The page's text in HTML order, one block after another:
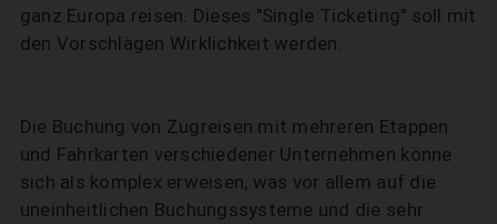
ganz Europa reisen. Dieses "Single Ticketing" soll mit
den Vorschlägen Wirklichkeit werden.
Die Buchung von Zugreisen mit mehreren Etappen
und Fahrkarten verschiedener Unternehmen könne
sich als komplex erweisen, was vor allem auf die
uneinheitlichen Buchungssysteme und die sehr